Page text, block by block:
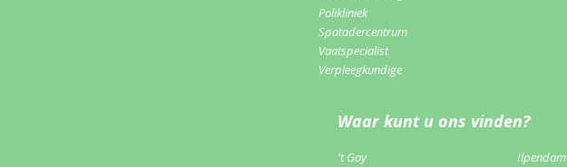
Polikliniek
Spatadercentrum
Vaatspecialist
Verpleegkundige
Waar kunt u ons vinden?
't Goy
Ilpendam